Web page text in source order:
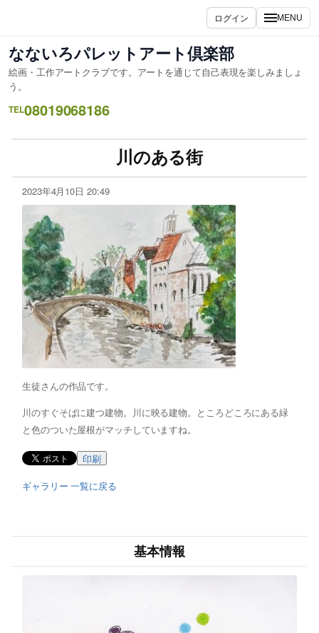
ログイン MENU
なないろパレットアート倶楽部
絵画・工作アートクラブです。アートを通じて自己表現を楽しみましょ
う。
TEL08019068186
川のある街
2023年4月10日 20:49
生徒さんの作品です。
川のすぐそばに建つ建物。川に映る建物。ところどころにある緑
と色のついた屋根がマッチしていますね。
印刷
ギャラリー 一覧に戻る
基本情報